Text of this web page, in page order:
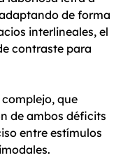
de forma
interlineales, el
contraste para
que
de ambos déficits
entre estímulos